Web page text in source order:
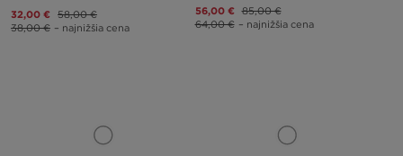
32,00 € 58,00 €
38,00 € – najnižšia cena
56,00 € 85,00 €
64,00 € – najnižšia cena